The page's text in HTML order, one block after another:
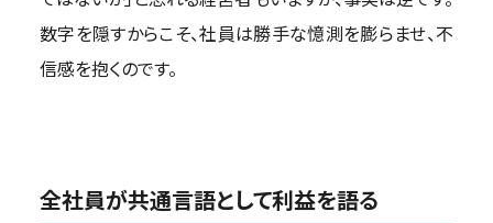
数字を隠すからこそ、社員は勝手な憶測を膨らませ、不
信感を抱くのです。
全社員が共通言語として利益を語る